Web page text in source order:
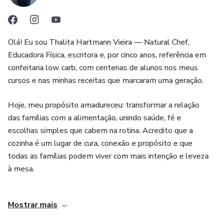
Faça parte dessa transformação. Cuide da sua saúde e leve
sabor e propósito para a sua mesa.
📥 Garanta já o seu e-book
Olá! Eu sou Thalita Hartmann Vieira — Natural Chef,
Educadora Física, escritora e, por cinco anos, referência em
confeitaria low carb, com centenas de alunos nos meus
cursos e nas minhas receitas que marcaram uma geração.
Hoje, meu propósito amadureceu: transformar a relação
das famílias com a alimentação, unindo saúde, fé e
escolhas simples que cabem na rotina. Acredito que a
cozinha é um lugar de cura, conexão e propósito e que
todas as famílias podem viver com mais intenção e leveza
à mesa.
comportamento, criei materiais práticos, deliciosos e
Mostrar mais